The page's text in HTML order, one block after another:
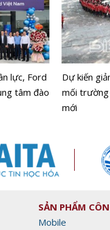
lực, Ford
tâm đào
Dự kiến
mối
mới
SẢN PHẨM
Mobile